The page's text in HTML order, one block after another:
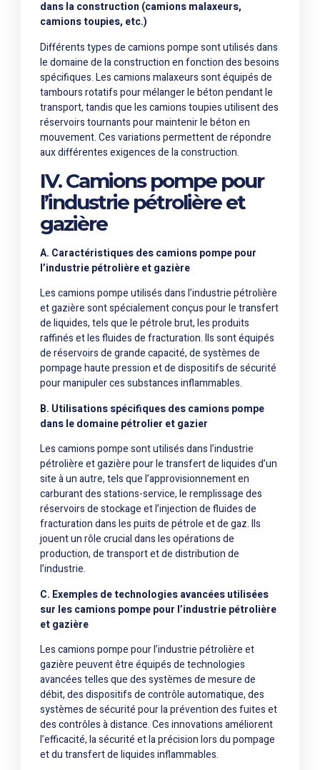
dans la construction (camions malaxeurs,
camions toupies, etc.)
Différents types de camions pompe sont utilisés dans
le domaine de la construction en fonction des besoins
spécifiques. Les camions malaxeurs sont équipés de
tambours rotatifs pour mélanger le béton pendant le
transport, tandis que les camions toupies utilisent des
réservoirs tournants pour maintenir le béton en
mouvement. Ces variations permettent de répondre
aux différentes exigences de la construction.
IV. Camions pompe pour
l’industrie pétrolière et
gazière
A. Caractéristiques des camions pompe pour
l’industrie pétrolière et gazière
Les camions pompe utilisés dans l’industrie pétrolière
et gazière sont spécialement conçus pour le transfert
de liquides, tels que le pétrole brut, les produits
raffinés et les fluides de fracturation. Ils sont équipés
de réservoirs de grande capacité, de systèmes de
pompage haute pression et de dispositifs de sécurité
pour manipuler ces substances inflammables.
B. Utilisations spécifiques des camions pompe
dans le domaine pétrolier et gazier
Les camions pompe sont utilisés dans l’industrie
pétrolière et gazière pour le transfert de liquides d’un
site à un autre, tels que l’approvisionnement en
carburant des stations-service, le remplissage des
réservoirs de stockage et l’injection de fluides de
fracturation dans les puits de pétrole et de gaz. Ils
jouent un rôle crucial dans les opérations de
production, de transport et de distribution de
l’industrie.
C. Exemples de technologies avancées utilisées
sur les camions pompe pour l’industrie pétrolière
et gazière
Les camions pompe pour l’industrie pétrolière et
gazière peuvent être équipés de technologies
avancées telles que des systèmes de mesure de
débit, des dispositifs de contrôle automatique, des
systèmes de sécurité pour la prévention des fuites et
des contrôles à distance. Ces innovations améliorent
l’efficacité, la sécurité et la précision lors du pompage
et du transfert de liquides inflammables.